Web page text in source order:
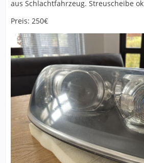
aus Schlachtfahrzeug. Streuscheibe ok
Preis: 250€